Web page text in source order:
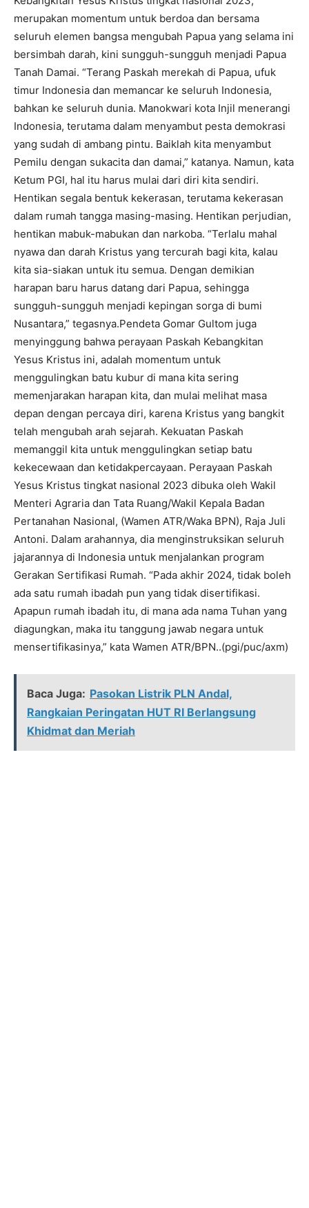
merupakan momentum untuk berdoa dan bersama
seluruh elemen bangsa mengubah Papua yang selama ini
bersimbah darah, kini sungguh-sungguh menjadi Papua
Tanah Damai. “Terang Paskah merekah di Papua, ufuk
timur Indonesia dan memancar ke seluruh Indonesia,
bahkan ke seluruh dunia. Manokwari kota Injil menerangi
Indonesia, terutama dalam menyambut pesta demokrasi
yang sudah di ambang pintu. Baiklah kita menyambut
Pemilu dengan sukacita dan damai,” katanya. Namun, kata
Ketum PGI, hal itu harus mulai dari diri kita sendiri.
Hentikan segala bentuk kekerasan, terutama kekerasan
dalam rumah tangga masing-masing. Hentikan perjudian,
hentikan mabuk-mabukan dan narkoba. “Terlalu mahal
nyawa dan darah Kristus yang tercurah bagi kita, kalau
kita sia-siakan untuk itu semua. Dengan demikian
harapan baru harus datang dari Papua, sehingga
sungguh-sungguh menjadi kepingan sorga di bumi
Nusantara,” tegasnya.Pendeta Gomar Gultom juga
menyinggung bahwa perayaan Paskah Kebangkitan
Yesus Kristus ini, adalah momentum untuk
menggulingkan batu kubur di mana kita sering
memenjarakan harapan kita, dan mulai melihat masa
depan dengan percaya diri, karena Kristus yang bangkit
telah mengubah arah sejarah. Kekuatan Paskah
memanggil kita untuk menggulingkan setiap batu
kekecewaan dan ketidakpercayaan. Perayaan Paskah
Yesus Kristus tingkat nasional 2023 dibuka oleh Wakil
Menteri Agraria dan Tata Ruang/Wakil Kepala Badan
Pertanahan Nasional, (Wamen ATR/Waka BPN), Raja Juli
Antoni. Dalam arahannya, dia menginstruksikan seluruh
jajarannya di Indonesia untuk menjalankan program
Gerakan Sertifikasi Rumah. “Pada akhir 2024, tidak boleh
ada satu rumah ibadah pun yang tidak disertifikasi.
Apapun rumah ibadah itu, di mana ada nama Tuhan yang
diagungkan, maka itu tanggung jawab negara untuk
mensertifikasinya,” kata Wamen ATR/BPN..(pgi/puc/axm)
Baca Juga: Pasokan Listrik PLN Andal,
Rangkaian Peringatan HUT RI Berlangsung
Khidmat dan Meriah